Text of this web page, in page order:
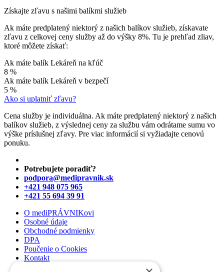
Získajte zľavu s našimi balíkmi služieb
Ak máte predplatený niektorý z našich balíkov služieb, získavate
zľavu z celkovej ceny služby až do výšky 8%. Tu je prehľad zliav,
ktoré môžete získať:
Ak máte balík Lekáreň na kľúč
8 %
Ak máte balík Lekáreň v bezpečí
5 %
Ako si uplatniť zľavu?
Cena služby je individuálna. Ak máte predplatený niektorý z našich
balíkov služieb, z výslednej ceny za službu vám odrátame sumu vo
výške príslušnej zľavy. Pre viac informácií si vyžiadajte cenovú
ponuku.
Potrebujete poradiť?
podpora@medipravnik.sk
+421 948 075 965
+421 55 694 39 91
O mediPRÁVNIKovi
Osobné údaje
Obchodné podmienky
DPA
Poučenie o Cookies
Kontakt